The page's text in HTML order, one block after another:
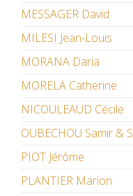
MESSAGER David
MILESI Jean-Louis
MORANA Daria
MORELA Catherine
NICOULEAUD Cécile
OUBECHOU Samir &
PIOT Jérôme
PLANTIER Marion